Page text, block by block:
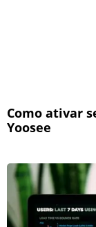
Como ativar
Yoosee